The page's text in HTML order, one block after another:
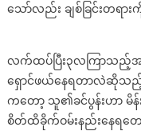
သော်လည်း ချစ်ခြင်းတရ
လက်ထပ်ပြီး၃လကြာသည့်အခ
ရှောင်ဖယ်နေရတာလဲဆိုသည့်
ကတော့ သူ၏ခင်ပွန်းဟာ
စိတ်ထိခိုက်ဝမ်းနည်းနေရတေ